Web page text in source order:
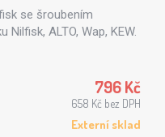
se šroubením
ALTO, Wap, KEW.
796 Kč
658 Kč bez DPH
Externí sklad